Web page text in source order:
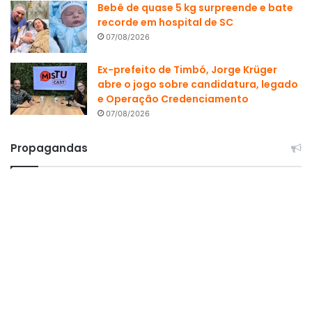
Bebê de quase 5 kg surpreende e bate
recorde em hospital de SC
07/08/2026
Ex-prefeito de Timbó, Jorge Krüger
abre o jogo sobre candidatura, legado
e Operação Credenciamento
07/08/2026
Propagandas